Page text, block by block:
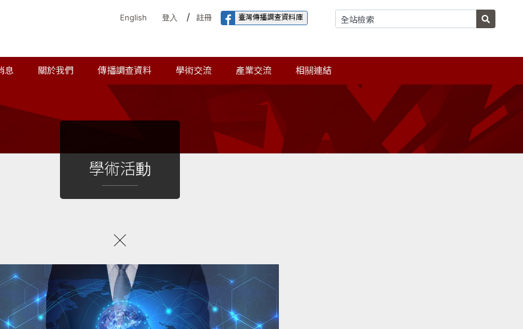
English 登入 / 註冊 臺灣傳播調查資料庫
息 關於我們 傳播調查資料 學術交流 產業交流 相關連結
學術活動